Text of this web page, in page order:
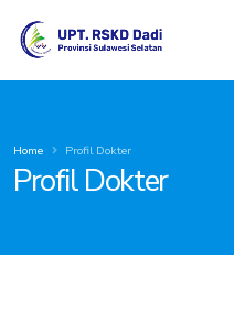
Profil Dokter
Home Profil Dokter